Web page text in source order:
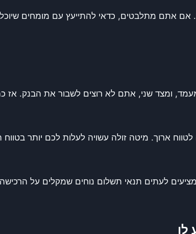
אתם מתלבטים, כדאי להתייעץ עם מומחים
ומצד שני, אתם לא רוצים לשבור את הבנק. אז
ארוך. מיטה זולה עשויה לעלות לכם יותר בטווח
החגים או בסוף שנה כמו 2026. מותגים מובילים מציעים לעתים תנאי תשלום נוחים
לו